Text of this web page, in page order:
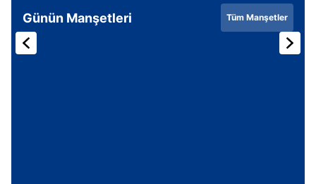
Günün Manşetleri Tüm Manşetler